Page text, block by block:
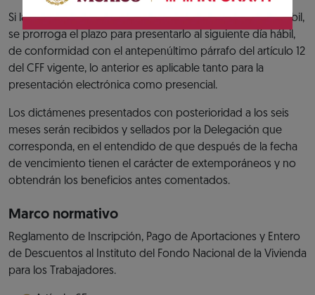
Si la fecha límite para presentar el Dictamen es un día inhábil,
se prorroga el plazo para presentarlo al siguiente día hábil,
de conformidad con el antepenúltimo párrafo del artículo 12
del CFF vigente, lo anterior es aplicable tanto para la
presentación electrónica como presencial.
Los dictámenes presentados con posterioridad a los seis
meses serán recibidos y sellados por la Delegación que
corresponda, en el entendido de que después de la fecha
de vencimiento tienen el carácter de extemporáneos y no
obtendrán los beneficios antes comentados.
Marco normativo
Reglamento de Inscripción, Pago de Aportaciones y Entero
de Descuentos al Instituto del Fondo Nacional de la Vivienda
para los Trabajadores.